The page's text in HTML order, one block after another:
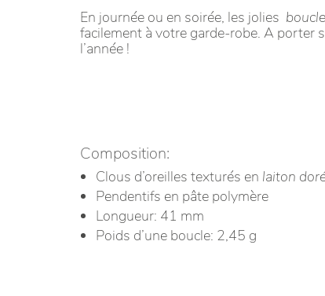
En journée ou en soirée, les jolies
facilement à votre garde-robe. A porter
l’année !
Composition:
Clous d’oreilles texturés en laiton
Pendentifs en pâte polymère
Longueur: 41 mm
Poids d’une boucle: 2,45 g